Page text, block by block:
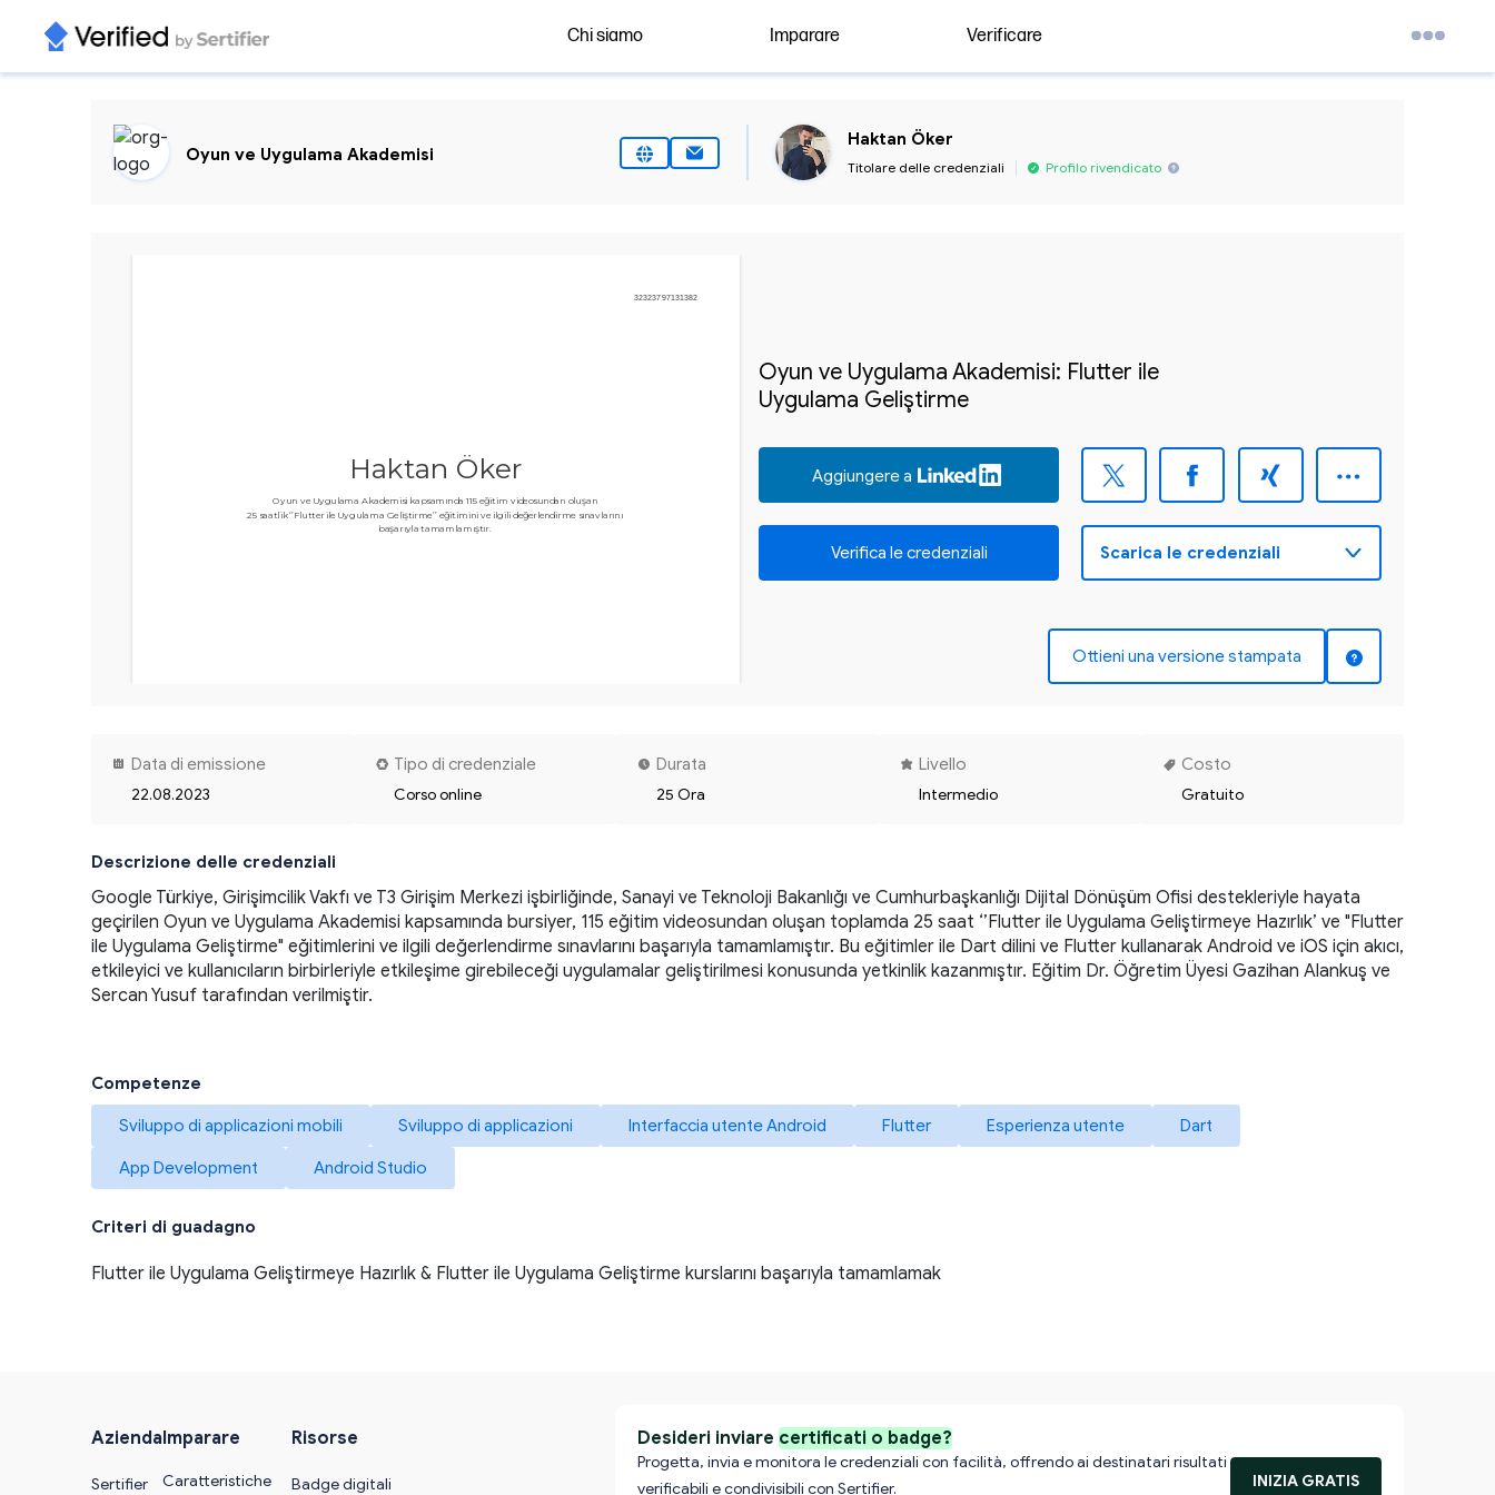
Chi siamo Imparare Verificare
Oyun ve Uygulama Akademisi
Haktan Öker
Titolare delle credenziali Profilo rivendicato
Oyun ve Uygulama Akademisi kapsamında 115 eğitim videosundan oluşan
25 saatlik ‘’Flutter ile Uygulama Geliştirme’’ eğitimini ve ilgili değerlendirme sınavlarını
Haktan Öker
32323797131382
Oyun ve Uygulama Akademisi: Flutter ile
Uygulama Geliştirme
Aggiungere a
Verifica le credenziali
Ottieni una versione stampata
Data di emissione
22.08.2023
Tipo di credenziale
Corso online
Durata
25 Ora
Livello
Intermedio
Costo
Gratuito
Descrizione delle credenziali
Google Türkiye, Girişimcilik Vakfı ve T3 Girişim Merkezi işbirliğinde, Sanayi ve Teknoloji Bakanlığı ve Cumhurbaşkanlığı Dijital Dönüşüm Ofisi destekleriyle hayata
geçirilen Oyun ve Uygulama Akademisi kapsamında bursiyer, 115 eğitim videosundan oluşan toplamda 25 saat ‘’Flutter ile Uygulama Geliştirmeye Hazırlık’ ve "Flutter
ile Uygulama Geliştirme" eğitimlerini ve ilgili değerlendirme sınavlarını başarıyla tamamlamıştır. Bu eğitimler ile Dart dilini ve Flutter kullanarak Android ve iOS için akıcı,
etkileyici ve kullanıcıların birbirleriyle etkileşime girebileceği uygulamalar geliştirilmesi konusunda yetkinlik kazanmıştır. Eğitim Dr. Öğretim Üyesi Gazihan Alankuş ve
Sercan Yusuf tarafından verilmiştir.
Competenze
Sviluppo di applicazioni mobili Sviluppo di applicazioni Interfaccia utente Android Flutter Esperienza utente Dart
App Development Android Studio
Criteri di guadagno
Flutter ile Uygulama Geliştirmeye Hazırlık & Flutter ile Uygulama Geliştirme kurslarını başarıyla tamamlamak
Azienda
Sertifier
Imparare
Caratteristiche
Risorse
Badge digitali
Desideri inviare certificati o badge?
Progetta, invia e monitora le credenziali con facilità, offrendo ai destinatari risultati
verificabili e condivisibili con Sertifier.
INIZIA GRATIS